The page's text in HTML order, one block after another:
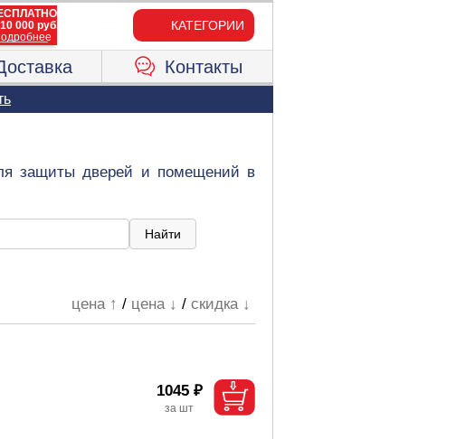
КАТЕГОРИИ
Контакты
защиты дверей и помещений в
цена ↑ / цена ↓ /скидка ↓
1045 ₽